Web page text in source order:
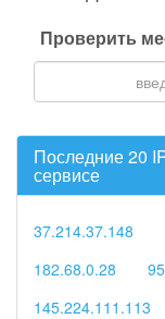
Проверить
Последние 20
сервисе
37.214.37.148
182.68.0.28
145.224.111.113